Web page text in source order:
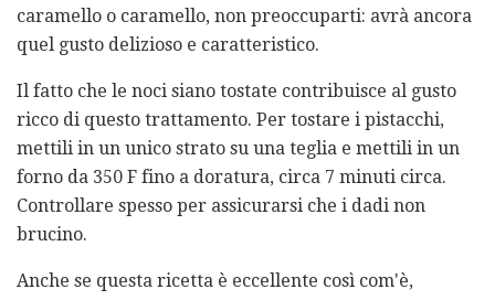
caramello o caramello, non preoccuparti: avrà ancora
quel gusto delizioso e caratteristico.
Il fatto che le noci siano tostate contribuisce al gusto
ricco di questo trattamento. Per tostare i pistacchi,
mettili in un unico strato su una teglia e mettili in un
forno da 350 F fino a doratura, circa 7 minuti circa.
Controllare spesso per assicurarsi che i dadi non
brucino.
Anche se questa ricetta è eccellente così com'è,